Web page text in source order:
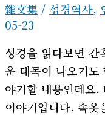
雜文集 / 성경역사,
05-23
성경을 읽다보면 간
운 대목이 나오기도
야기할 내용인데요.
이야기입니다. 속옷